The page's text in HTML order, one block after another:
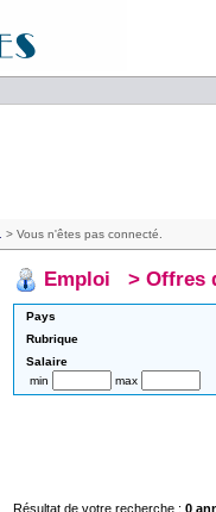
> Vous n'êtes pas connecté.
Emploi > Offres
Pays
Rubrique
Salaire
min
max
Résultat de votre recherche : 0